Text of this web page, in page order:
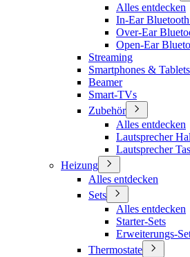
Alles entdecken
In-Ear
Over-Ear
Open-Ear
Streaming
Smartphones & Tablets
Beamer
Smart-TVs
Zubehör
Alles entdecken
Lautsprecher
Lautsprecher
Heizung
Alles entdecken
Sets
Alles entdecken
Starter-Sets
Erweiterungs-
Thermostate